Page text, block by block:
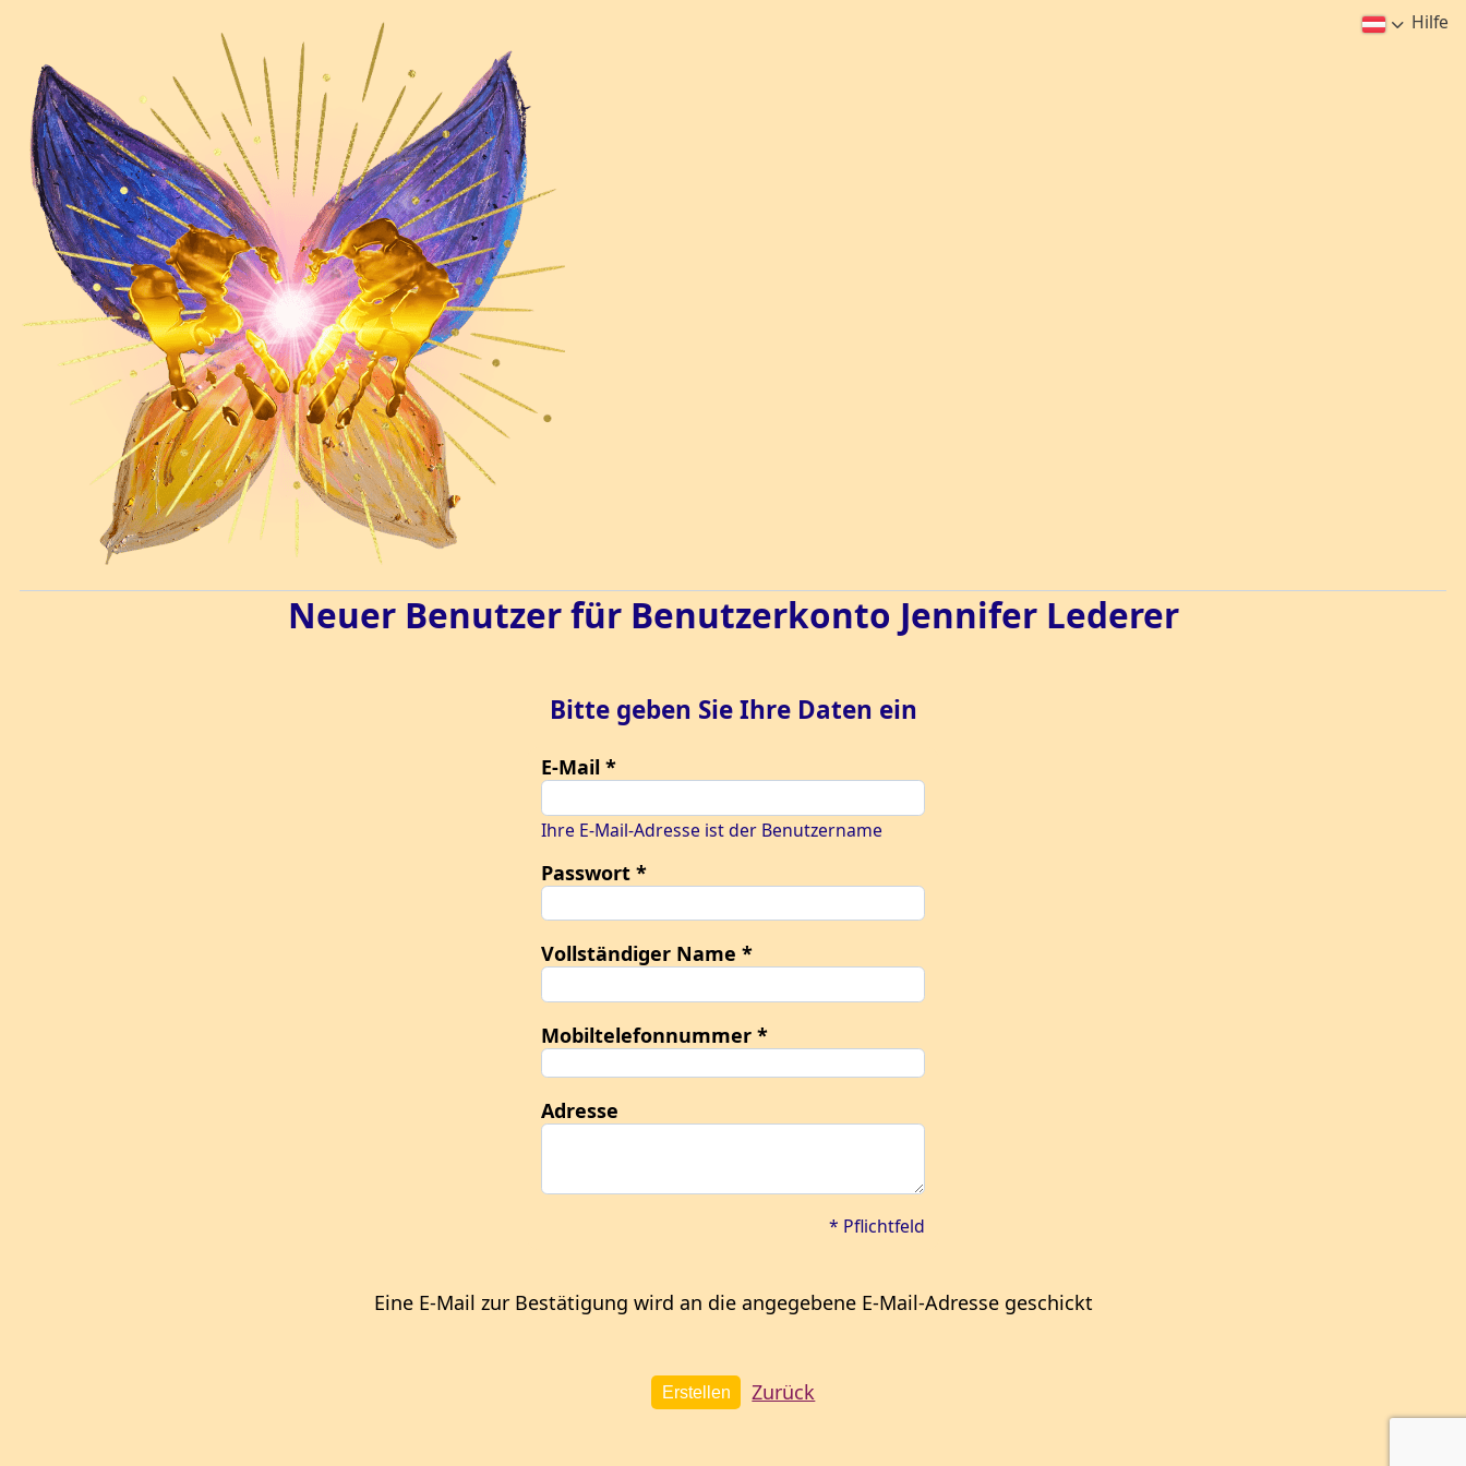
Hilfe
Neuer Benutzer für Benutzerkonto Jennifer Lederer
Bitte geben Sie Ihre Daten ein
E-Mail
Ihre E-Mail-Adresse ist der Benutzername
Passwort
Vollständiger Name
Mobiltelefonnummer
Adresse
* Pflichtfeld
Eine E-Mail zur Bestätigung wird an die angegebene E-Mail-Adresse geschickt
Zurück